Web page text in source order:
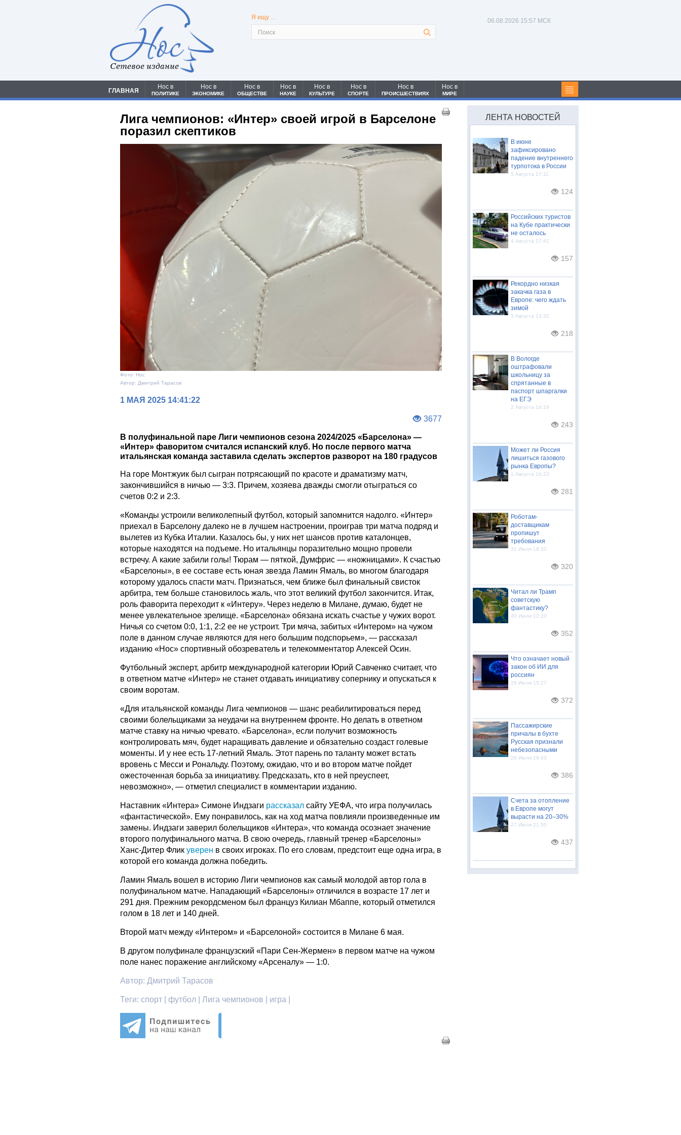
Сетевое издание
Я ищу ... 06.08.2026 15:57 МСК
ГЛАВНАЯ
Нос в
ПОЛИТИКЕ
Нос в
ЭКОНОМИКЕ
Нос в
ОБЩЕСТВЕ
Нос в
НАУКЕ
Нос в
КУЛЬТУРЕ
Нос в
СПОРТЕ
Нос в
ПРОИСШЕСТВИЯХ
Нос в
МИРЕ
Лига чемпионов: «Интер» своей игрой в Барселоне
поразил скептиков
Фото: Нос
Автор: Дмитрий Тарасов
1 МАЯ 2025 14:41:22
3677
В полуфинальной паре Лиги чемпионов сезона 2024/2025 «Барселона» —
«Интер» фаворитом считался испанский клуб. Но после первого матча
итальянская команда заставила сделать экспертов разворот на 180 градусов
На горе Монтжуик был сыгран потрясающий по красоте и драматизму матч,
закончившийся в ничью — 3:3. Причем, хозяева дважды смогли отыграться со
счетов 0:2 и 2:3.
«Команды устроили великолепный футбол, который запомнится надолго. «Интер»
приехал в Барселону далеко не в лучшем настроении, проиграв три матча подряд и
вылетев из Кубка Италии. Казалось бы, у них нет шансов против каталонцев,
которые находятся на подъеме. Но итальянцы поразительно мощно провели
встречу. А какие забили голы! Тюрам — пяткой, Думфрис — «ножницами». К счастью
«Барселоны», в ее составе есть юная звезда Ламин Ямаль, во многом благодаря
которому удалось спасти матч. Признаться, чем ближе был финальный свисток
арбитра, тем больше становилось жаль, что этот великий футбол закончится. Итак,
роль фаворита переходит к «Интеру». Через неделю в Милане, думаю, будет не
менее увлекательное зрелище. «Барселона» обязана искать счастье у чужих ворот.
Ничья со счетом 0:0, 1:1, 2:2 ее не устроит. Три мяча, забитых «Интером» на чужом
поле в данном случае являются для него большим подспорьем», — рассказал
изданию «Нос» спортивный обозреватель и телекомментатор Алексей Осин.
Футбольный эксперт, арбитр международной категории Юрий Савченко считает, что
в ответном матче «Интер» не станет отдавать инициативу сопернику и опускаться к
своим воротам.
«Для итальянской команды Лига чемпионов — шанс реабилитироваться перед
своими болельщиками за неудачи на внутреннем фронте. Но делать в ответном
матче ставку на ничью чревато. «Барселона», если получит возможность
контролировать мяч, будет наращивать давление и обязательно создаст голевые
моменты. И у нее есть 17-летний Ямаль. Этот парень по таланту может встать
вровень с Месси и Рональду. Поэтому, ожидаю, что и во втором матче пойдет
ожесточенная борьба за инициативу. Предсказать, кто в ней преуспеет,
невозможно», — отметил специалист в комментарии изданию.
Наставник «Интера» Симоне Индзаги рассказал сайту УЕФА, что игра получилась
«фантастической». Ему понравилось, как на ход матча повлияли произведенные им
замены. Индзаги заверил болельщиков «Интера», что команда осознает значение
второго полуфинального матча. В свою очередь, главный тренер «Барселоны»
Ханс-Дитер Фликуверен в своих игроках. По его словам, предстоит еще одна игра, в
которой его команда должна победить.
Ламин Ямаль вошел в историю Лиги чемпионов как самый молодой автор гола в
полуфинальном матче. Нападающий «Барселоны» отличился в возрасте 17 лет и
291 дня. Прежним рекордсменом был француз Килиан Мбаппе, который отметился
голом в 18 лет и 140 дней.
Второй матч между «Интером» и «Барселоной» состоится в Милане 6 мая.
В другом полуфинале французский «Пари Сен-Жермен» в первом матче на чужом
поле нанес поражение английскому «Арсеналу» — 1:0.
Автор:Дмитрий Тарасов
Теги:спорт | футбол | Лига чемпионов | игра |
ЛЕНТА НОВОСТЕЙ
В июне
зафиксировано
падение внутреннего
турпотока в России
5 Августа 17:11
124
Российских туристов
на Кубе практически
не осталось
4 Августа 17:41
157
Рекордно низкая
закачка газа в
Европе: чего ждать
зимой
3 Августа 13:32
218
В Вологде
оштрафовали
школьницу за
спрятанные в
паспорт шпаргалки
на ЕГЭ
2 Августа 14:19
243
Может ли Россия
лишиться газового
рынка Европы?
1 Августа 16:23
281
Роботам-
доставщикам
пропишут
требования
31 Июля 18:32
320
Читал ли Трамп
советскую
фантастику?
30 Июля 12:20
352
Что означает новый
закон об ИИ для
россиян
29 Июля 15:27
372
Пассажирские
причалы в бухте
Русская признали
небезопасными
28 Июля 18:43
386
Счета за отопление
в Европе могут
вырасти на 20–30%
27 Июля 21:50
437